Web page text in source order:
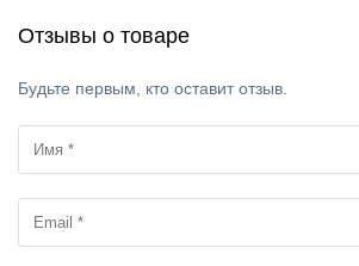
Отзывы о товаре
Будьте первым, кто оставит отзыв.